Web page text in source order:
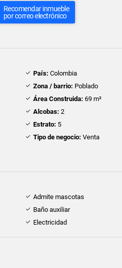
Recomendar inmueble
por correo electrónico
País: Colombia
Zona / barrio: Poblado
Área Construida: 69 m²
Alcobas: 2
Estrato: 5
Tipo de negocio: Venta
Admite mascotas
Baño auxiliar
Electricidad